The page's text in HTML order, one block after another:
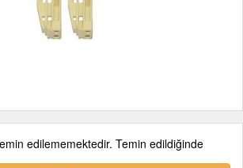
edilememektedir. Temin edildiğinde